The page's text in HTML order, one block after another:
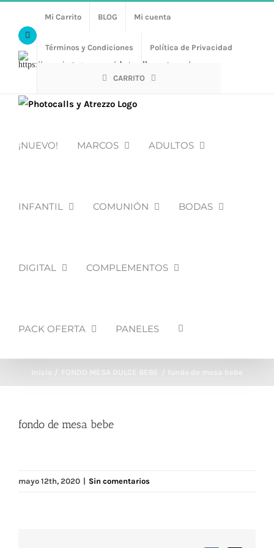
contenidoFacebook
Https://www.instagram.com/photocalls_y_atrezzo/
Mi Carrito BLOG Mi cuenta
Términos y Condiciones Política de Privacidad
CARRITO
¡NUEVO! MARCOS ADULTOS
INFANTIL COMUNIÓN BODAS
DIGITAL COMPLEMENTOS
PACK OFERTA PANELES
Inicio FONDO MESA DULCE BEBE fondo de mesa bebe
fondo de mesa bebe
mayo 12th, 2020 | Sin comentarios